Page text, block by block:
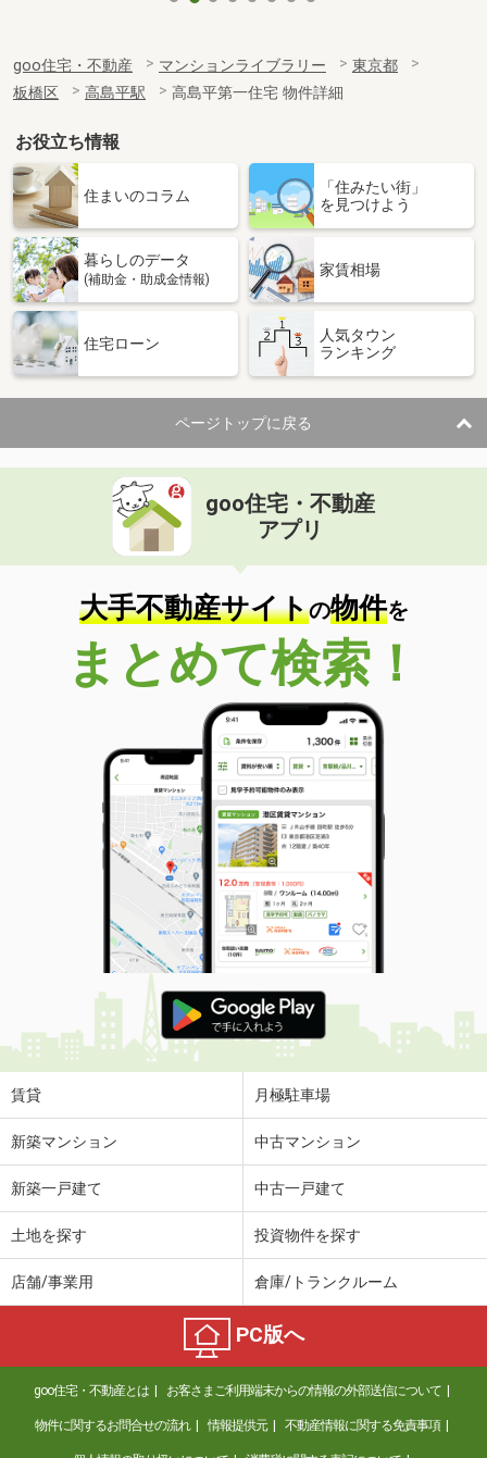
goo住宅・不動産 マンションライブラリー
東京都
板橋区
高島平駅 高島平第一住宅 物件詳細
お役立ち情報
住まいのコラム
「住みたい街」
を見つけよう
暮らしのデータ
(補助金・助成金情報)
家賃相場
住宅ローン
人気タウン
ランキング
ページトップに戻る
goo住宅・不動産
アプリ
大手不動産サイトの物件を
まとめて検索！
賃貸 月極駐車場
新築マンション 中古マンション
新築一戸建て 中古一戸建て
土地を探す 投資物件を探す
店舗/事業用 倉庫/トランクルーム
PC版へ
goo住宅・不動産とは お客さまご利用端末からの情報の外部送信について
物件に関するお問合せの流れ 情報提供元 不動産情報に関する免責事項